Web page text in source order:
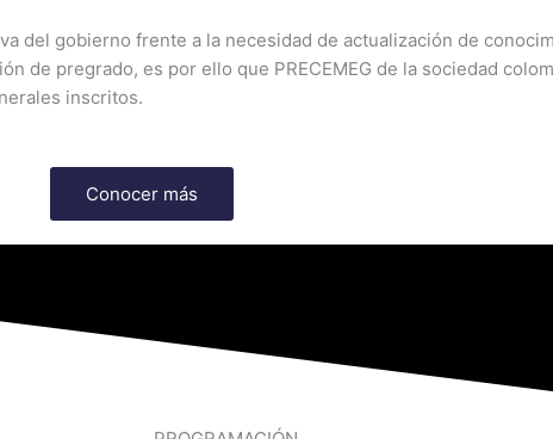
del gobierno frente a la necesidad de actualización de
de pregrado, es por ello que PRECEMEG de la sociedad
inscritos.
Conocer más